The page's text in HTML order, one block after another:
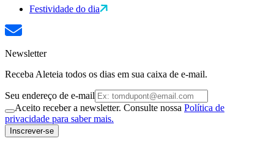
Festividade do dia
Newsletter
Receba Aleteia todos os dias em sua caixa de e-mail.
Seu endereço de e-mail
Aceito receber a newsletter. Consulte nossa Política de
privacidade para saber mais.
Inscrever-se